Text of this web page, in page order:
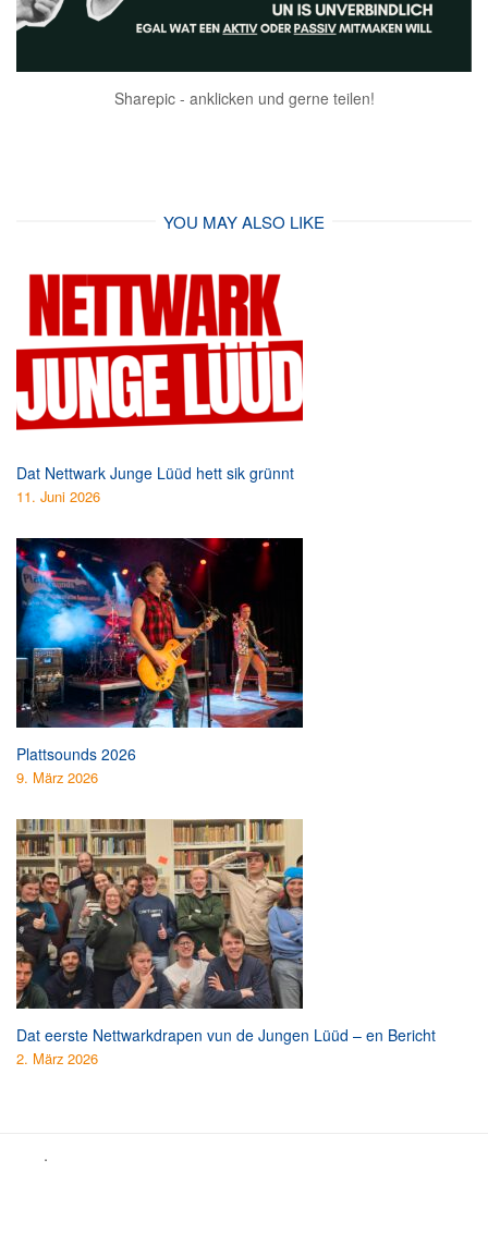
Sharepic - anklicken und gerne teilen!
YOU MAY ALSO LIKE
Dat Nettwark Junge Lüüd hett sik grünnt
11. Juni 2026
Plattsounds 2026
9. März 2026
Dat eerste Nettwarkdrapen vun de Jungen Lüüd – en Bericht
2. März 2026
.